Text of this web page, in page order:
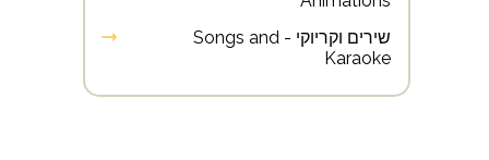
שירים וקריוקי - Songs and
Karaoke